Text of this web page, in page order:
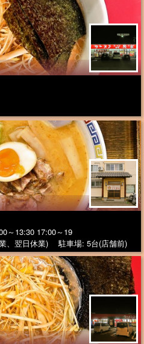
～13:30 17:00～19
、翌日休業) 駐車場: 5台(店舗前)